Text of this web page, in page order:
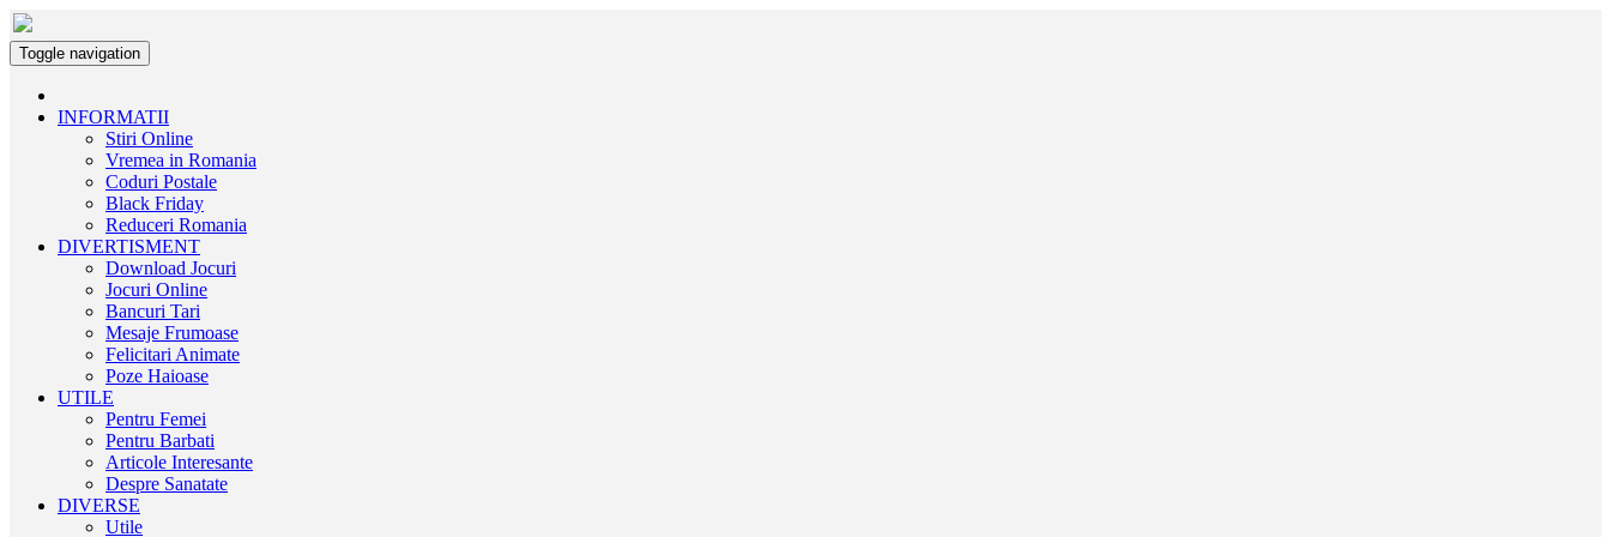
Toggle navigation
INFORMATII
Stiri Online
Vremea in Romania
Coduri Postale
Black Friday
Reduceri Romania
DIVERTISMENT
Download Jocuri
Jocuri Online
Bancuri Tari
Mesaje Frumoase
Felicitari Animate
Poze Haioase
UTILE
Pentru Femei
Pentru Barbati
Articole Interesante
Despre Sanatate
DIVERSE
Utile